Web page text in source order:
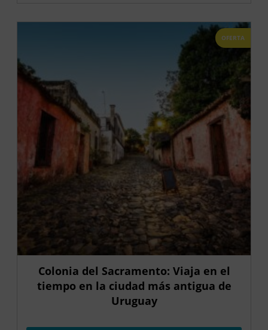
OFERTA
Colonia del Sacramento: Viaja en el
tiempo en la ciudad más antigua de
Uruguay